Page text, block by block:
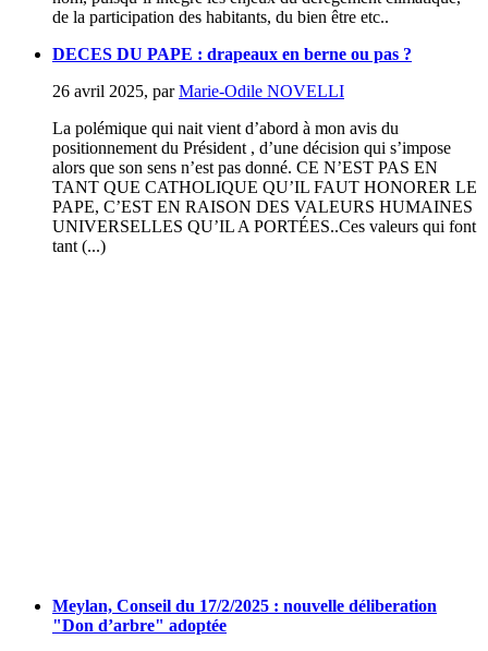
de la participation des habitants, du bien être etc..
DECES DU PAPE : drapeaux en berne ou pas ?
26 avril 2025, parMarie-Odile NOVELLI
La polémique qui nait vient d’abord à mon avis du
positionnement du Président , d’une décision qui s’impose
alors que son sens n’est pas donné. CE N’EST PAS EN
TANT QUE CATHOLIQUE QU’IL FAUT HONORER LE
PAPE, C’EST EN RAISON DES VALEURS HUMAINES
UNIVERSELLES QU’IL A PORTÉES..Ces valeurs qui font
tant (...)
Meylan, Conseil du 17/2/2025 : nouvelle déliberation
"Don d’arbre" adoptée